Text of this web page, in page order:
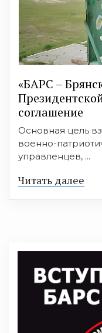
«БАРС –
соглашение
Основная цель
военно-
управленцев, ...
Читать далее